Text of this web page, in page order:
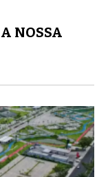
NOSSA